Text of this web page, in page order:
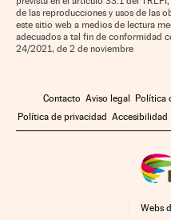
de las reproducciones y usos de las
este sitio web a medios de lectura
adecuados a tal fin de conformidad
24/2021, de 2 de noviembre
Contacto Aviso legal Política
Política de privacidad Accesibilidad
Webs